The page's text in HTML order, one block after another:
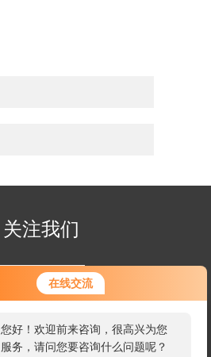
在线交流
您好！欢迎前来咨询，很高兴为您
服务，请问您要咨询什么问题呢？
您好，看您停留很久了，是否找到
了需求产品，您可以直接在线与我
关注我们